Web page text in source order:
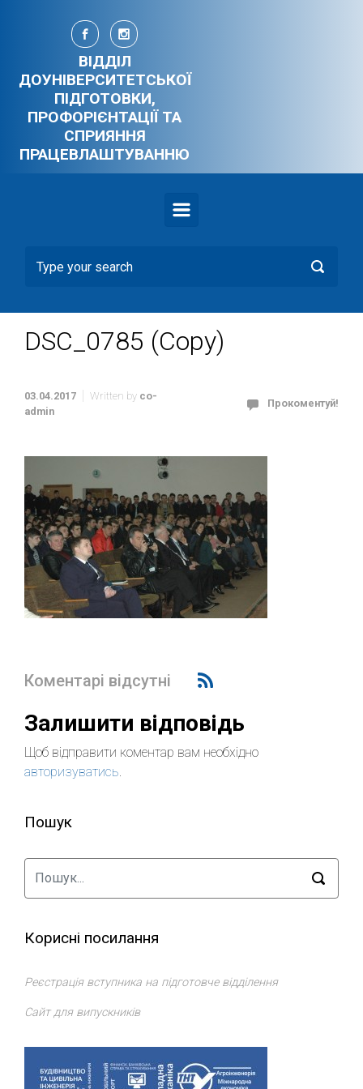
Skip to main content
ВІДДІЛ
ДОУНІВЕРСИТЕТСЬКОЇ
ПІДГОТОВКИ,
ПРОФОРІЄНТАЦІЇ ТА
СПРИЯННЯ
ПРАЦЕВЛАШТУВАННЮ
DSC_0785 (Copy)
03.04.2017 Written by co-
admin
Прокоментуй!
Коментарі відсутні
Залишити відповідь
Щоб відправити коментар вам необхідно
авторизуватись.
Пошук
Корисні посилання
Реєстрація вступника на підготовче відділення
Сайт для випускників